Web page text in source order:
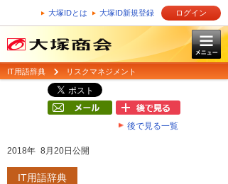
大塚IDとは 大塚ID新規登録 ログイン
IT用語辞典 リスクマネジメント
後で見る一覧
2018年 8月20日公開
IT用語辞典